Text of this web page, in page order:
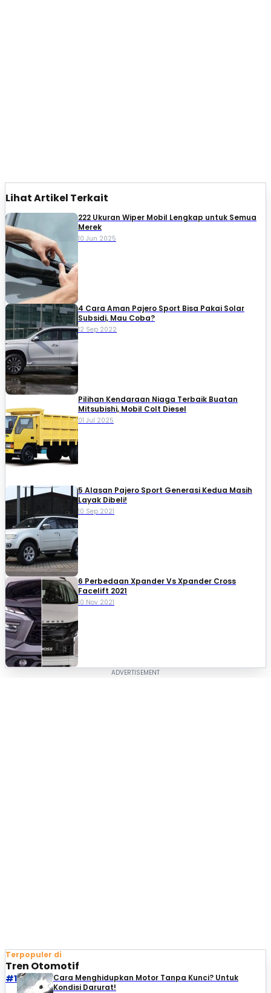
Lihat Artikel Terkait
222 Ukuran Wiper Mobil Lengkap untuk Semua
Merek
10 Jun 2025
4 Cara Aman Pajero Sport Bisa Pakai Solar
Subsidi, Mau Coba?
12 Sep 2022
Pilihan Kendaraan Niaga Terbaik Buatan
Mitsubishi, Mobil Colt Diesel
01 Jul 2025
5 Alasan Pajero Sport Generasi Kedua Masih
Layak Dibeli!
10 Sep 2021
6 Perbedaan Xpander Vs Xpander Cross
Facelift 2021
10 Nov 2021
Terpopuler di
Tren Otomotif
#1
Cara Menghidupkan Motor Tanpa Kunci? Untuk
Kondisi Darurat!